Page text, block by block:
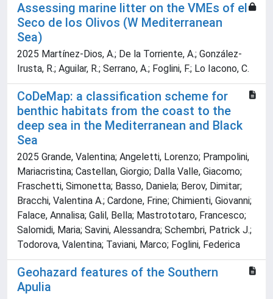
Assessing marine litter on the VMEs of el
Seco de los Olivos (W Mediterranean
Sea)
2025 Martínez-Dios, A.; De la Torriente, A.; González-
Irusta, R.; Aguilar, R.; Serrano, A.; Foglini, F.; Lo Iacono, C.
CoDeMap: a classification scheme for
benthic habitats from the coast to the
deep sea in the Mediterranean and Black
Sea
2025 Grande, Valentina; Angeletti, Lorenzo; Prampolini,
Mariacristina; Castellan, Giorgio; Dalla Valle, Giacomo;
Fraschetti, Simonetta; Basso, Daniela; Berov, Dimitar;
Bracchi, Valentina A.; Cardone, Frine; Chimienti, Giovanni;
Falace, Annalisa; Galil, Bella; Mastrototaro, Francesco;
Salomidi, Maria; Savini, Alessandra; Schembri, Patrick J.;
Todorova, Valentina; Taviani, Marco; Foglini, Federica
Geohazard features of the Southern
Apulia